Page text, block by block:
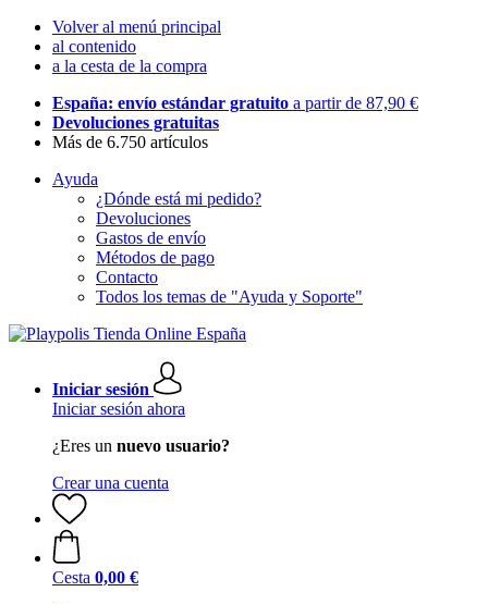
Volver al menú principal
al contenido
a la cesta de la compra
España: envío estándar gratuito a partir de 87,90 €
Devoluciones gratuitas
Más de 6.750 artículos
Ayuda
¿Dónde está mi pedido?
Devoluciones
Gastos de envío
Métodos de pago
Contacto
Todos los temas de "Ayuda y Soporte"
Iniciar sesión
Iniciar sesión ahora
¿Eres un nuevo usuario?
Crear una cuenta
Cesta 0,00 €